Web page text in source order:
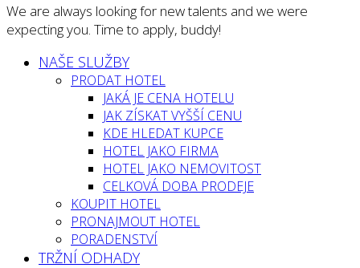
We are always looking for new talents and we were
expecting you. Time to apply, buddy!
NAŠE SLUŽBY
PRODAT HOTEL
JAKÁ JE CENA HOTELU
JAK ZÍSKAT VYŠŠÍ CENU
KDE HLEDAT KUPCE
HOTEL JAKO FIRMA
HOTEL JAKO NEMOVITOST
CELKOVÁ DOBA PRODEJE
KOUPIT HOTEL
PRONAJMOUT HOTEL
PORADENSTVÍ
TRŽNÍ ODHADY